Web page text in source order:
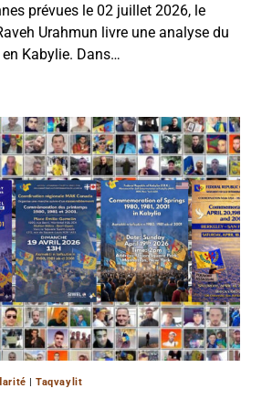
prévues le 02 juillet 2026, le
Urahmun livre une analyse du
Kabylie. Dans…
|Taqvaylit